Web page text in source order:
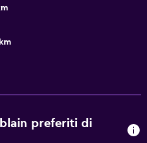
preferiti di